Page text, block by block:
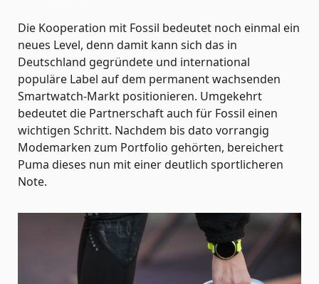
Die Kooperation mit Fossil bedeutet noch einmal ein
neues Level, denn damit kann sich das in
Deutschland gegründete und international
populäre Label auf dem permanent wachsenden
Smartwatch-Markt positionieren. Umgekehrt
bedeutet die Partnerschaft auch für Fossil einen
wichtigen Schritt. Nachdem bis dato vorrangig
Modemarken zum Portfolio gehörten, bereichert
Puma dieses nun mit einer deutlich sportlicheren
Note.